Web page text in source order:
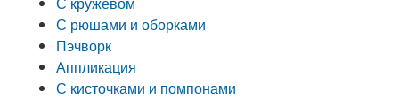
С рюшами и оборками
Пэчворк
Аппликация
С кисточками и помпонами